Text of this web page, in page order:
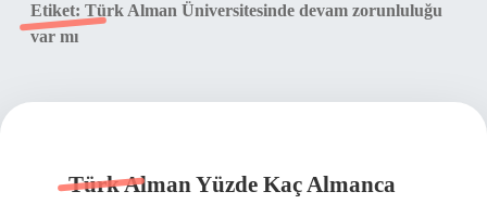
Yasal Uyarı
Etiket: Türk Alman Üniversitesinde devam zorunluluğu
var mı
Türk Alman Yüzde Kaç Almanca